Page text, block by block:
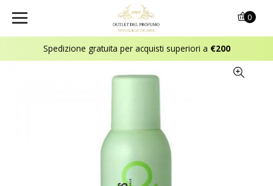
Spedizione gratuita per acquisti superiori a €200
0